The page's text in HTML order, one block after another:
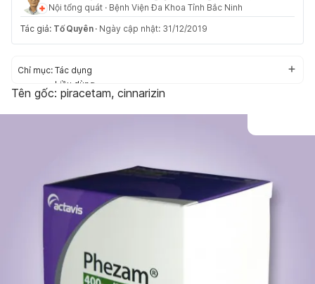
Nội tổng quát · Bệnh Viện Đa Khoa Tỉnh Bắc Ninh
Tác giả: Tố Quyên · Ngày cập nhật: 31/12/2019
Chỉ mục: Tác dụng
Liều dùng
Cách dùng
Tác dụng phụ
Dạng bào chế
Tên gốc: piracetam, cinnarizin